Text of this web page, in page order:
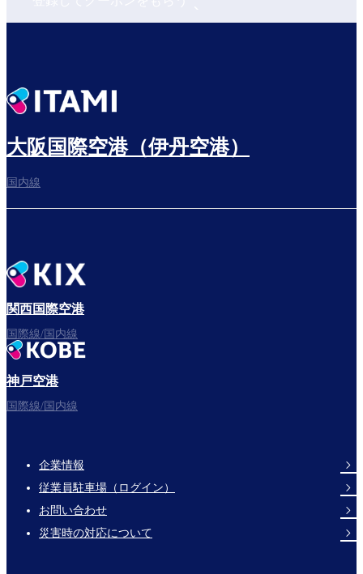
大阪国際空港（伊丹空港）
国内線
関西国際空港
国際線/国内線
神戸空港
国際線/国内線
Footer
Links
企業情報
従業員駐車場（ログイン）
お問い合わせ
災害時の対応について